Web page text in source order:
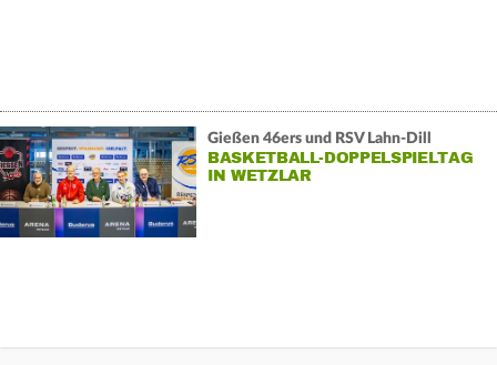
Gießen 46ers und RSV Lahn-Dill
BASKETBALL-DOPPELSPIELTAG
IN WETZLAR